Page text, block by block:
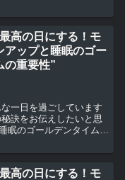
高の日にする！モ
アップと睡眠のゴー
の重要性”
一日を過ごしています
訣をお伝えしたいと思
眠のゴールデンタイムの
高の日にする！モ